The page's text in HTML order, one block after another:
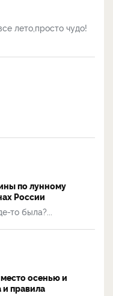
лето,просто чудо!
по лунному
России
то была?...
осенью и
и правила